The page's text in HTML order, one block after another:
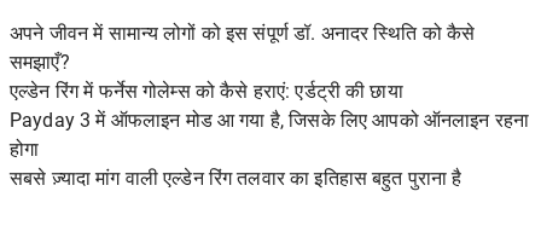
अपने जीवन में सामान्य लोगों को इस संपूर्ण डॉ. अनादर स्थिति को कैसे
समझाएँ?
एल्डेन रिंग में फर्नेस गोलेम्स को कैसे हराएं: एर्डट्री की छाया
Payday 3 में ऑफलाइन मोड आ गया है, जिसके लिए आपको ऑनलाइन रहना
होगा
सबसे ज़्यादा मांग वाली एल्डेन रिंग तलवार का इतिहास बहुत पुराना है